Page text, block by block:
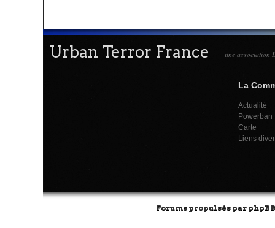
Urban Terror France une association
La
Actualité
Powerban
Carte
Liens
Forums propulsés par phpBB